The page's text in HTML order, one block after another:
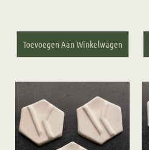
Toevoegen Aan Winkelwagen